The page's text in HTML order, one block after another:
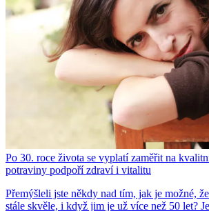
Po 30. roce života se vyplatí zaměřit na
potraviny podpoří zdraví i vitalitu
Přemýšleli jste někdy nad tím, jak je možné,
stále skvěle, i když jim je už více než 50 let?